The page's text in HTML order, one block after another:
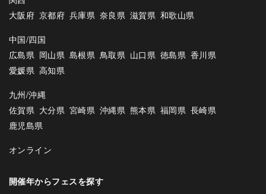
大阪府 京都府 兵庫県 奈良県 滋賀県 和歌山県
中国/四国
広島県 岡山県 島根県 鳥取県 山口県 徳島県 香川県
愛媛県 高知県
九州/沖縄
佐賀県 大分県 宮崎県 沖縄県 熊本県 福岡県 長崎県
鹿児島県
オンライン
開催年からフェスを探す